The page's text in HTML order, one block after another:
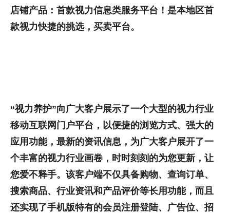
店铺产品：首款视力信息类服务平台！是本地区首
款视力快捷的挑选，买卖平台。
“视力养护”向广大客户展示了一个大型的视力行业
移动互联网门户平台，以便捷的浏览方式、强大的
应用功能，最新的资讯信息，为广大客户展开了一
个丰富的视力行业画卷，时时刻刻的为您更新，让
您爱不释手。该客户端不仅具备购物、查询订单、
搜索商品、行业资讯和产品评价等长用功能，而且
还实现了手机版特有的会员注册登陆、广告位、招